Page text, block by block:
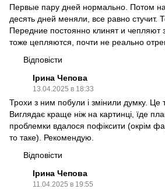
Первые пару дней нормально. Потом
десять дней меняли, все равно стучит.
Передние постоянно клинят и чепляют
тоже цепляются, почти не реально
Відповісти
Ірина Чепова
13.04.2025 в 18:33
Трохи з ним побули і змінили думку. Це
Виглядає краще ніж на картинці, їде
проблемки вдалося пофіксити (окрім
то таке). Рекомендую.
Відповісти
Ірина Чепова
11.04.2025 в 19:55